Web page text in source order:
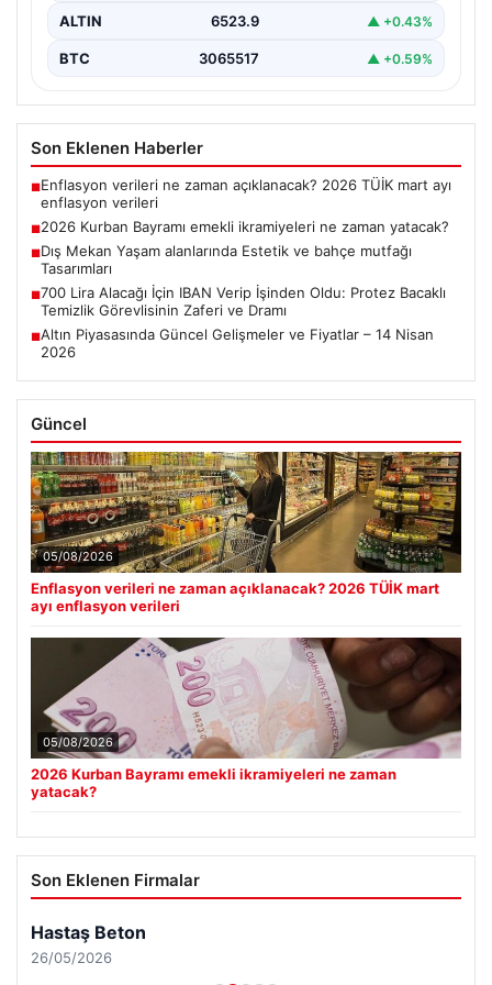
ALTIN 6523.9 ▲ +0.43%
BTC 3065517 ▲ +0.59%
Son Eklenen Haberler
■Enflasyon verileri ne zaman açıklanacak? 2026 TÜİK mart ayı
enflasyon verileri
■2026 Kurban Bayramı emekli ikramiyeleri ne zaman yatacak?
■Dış Mekan Yaşam alanlarında Estetik ve bahçe mutfağı
Tasarımları
■700 Lira Alacağı İçin IBAN Verip İşinden Oldu: Protez Bacaklı
Temizlik Görevlisinin Zaferi ve Dramı
■Altın Piyasasında Güncel Gelişmeler ve Fiyatlar – 14 Nisan
2026
Güncel
05/08/2026
Enflasyon verileri ne zaman açıklanacak? 2026 TÜİK mart
ayı enflasyon verileri
05/08/2026
2026 Kurban Bayramı emekli ikramiyeleri ne zaman
yatacak?
Son Eklenen Firmalar